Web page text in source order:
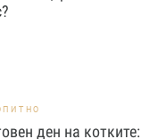
ден на котките: